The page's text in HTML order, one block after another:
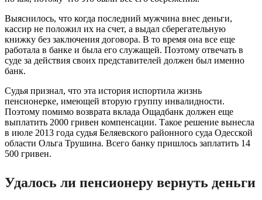
Выяснилось, что когда последний мужчина внес деньги,
кассир не положил их на счет, а выдал сберегательную
книжку без заключения договора. В то время она все еще
работала в банке и была его служащей. Поэтому отвечать в
суде за действия своих представителей должен был именно
банк.
Судья признал, что эта история испортила жизнь
пенсионерке, имеющей вторую группу инвалидности.
Поэтому помимо возврата вклада Ощадбанк должен еще
выплатить 2000 гривен компенсации. Такое решение вынесла
в июле 2013 года судья Беляевского районного суда Одесской
области Ольга Трушина. Всего банку пришлось заплатить 14
500 гривен.
Удалось ли пенсионеру вернуть деньги